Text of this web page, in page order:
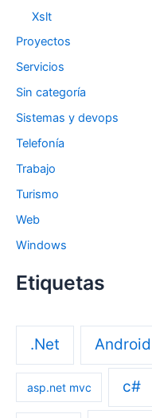
Xslt
Proyectos
Servicios
Sin categoría
Sistemas y devops
Telefonía
Trabajo
Turismo
Web
Windows
Etiquetas
.Net Android
asp.net mvc c#